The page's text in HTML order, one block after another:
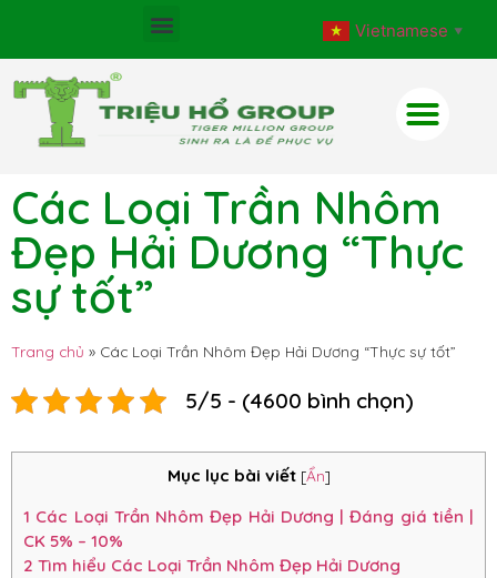
Vietnamese ▼
Các Loại Trần Nhôm
Đẹp Hải Dương “Thực
sự tốt”
Trang chủ » Các Loại Trần Nhôm Đẹp Hải Dương “Thực sự tốt”
5/5 - (4600 bình chọn)
Mục lục bài viết [Ẩn]
1 Các Loại Trần Nhôm Đẹp Hải Dương | Đáng giá tiền |
CK 5% – 10%
2 Tìm hiểu Các Loại Trần Nhôm Đẹp Hải Dương